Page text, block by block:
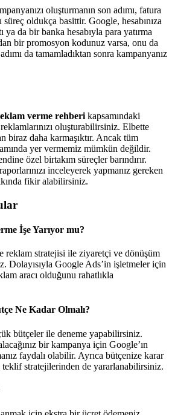
oluşturmanın son adımı, fatura
oldukça basittir. Google, hesabınıza
da bir banka hesabıyla para yatırma
bir promosyon kodunuz varsa, onu da
da tamamladıktan sonra kampanyanız
verme rehberi kapsamındaki
oluşturabilirsiniz. Elbette
biraz daha karmaşıktır. Ancak tüm
yer vermemiz mümkün değildir.
özel birtakım süreçler barındırır.
inceleyerek yapmanız gereken
fikir alabilirsiniz.
İşe Yarıyor mu?
reklam stratejisi ile ziyaretçi ve dönüşüm
Dolayısıyla Google Ads’in işletmeler için
aracı olduğunu rahatlıkla
Ne Kadar Olmalı?
bütçeler ile deneme yapabilirsiniz.
bir kampanya için Google’ın
faydalı olabilir. Ayrıca bütçenize karar
teklif stratejilerinden de yararlanabilirsiniz.